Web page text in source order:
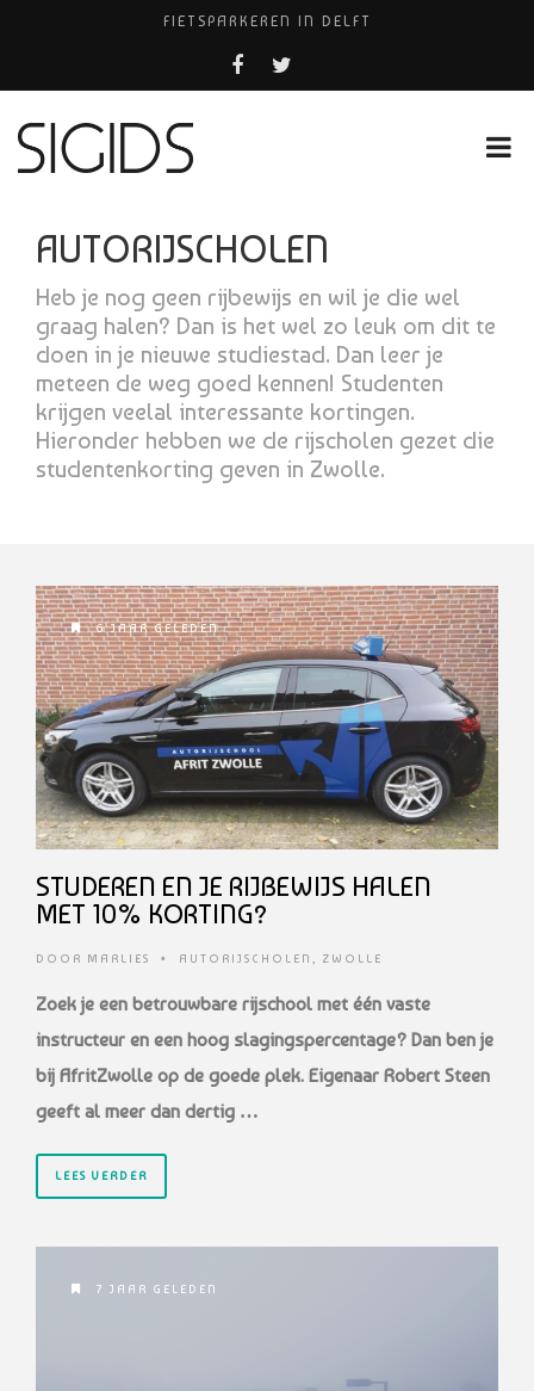
FIETSPARKEREN IN DELFT
PIZZERIA POMPEÏ ￼
BELEEF DE MAGIE VAN FILM BIJ KINEPOLIS
AUTORIJSCHOLEN
Heb je nog geen rijbewijs en wil je die wel
graag halen? Dan is het wel zo leuk om dit te
doen in je nieuwe studiestad. Dan leer je
meteen de weg goed kennen! Studenten
krijgen veelal interessante kortingen.
Hieronder hebben we de rijscholen gezet die
studentenkorting geven in Zwolle.
6 JAAR GELEDEN
STUDEREN EN JE RIJBEWIJS HALEN
MET 10% KORTING?
DOOR MARLIES • AUTORIJSCHOLEN , ZWOLLE
Zoek je een betrouwbare rijschool met één vaste
instructeur en een hoog slagingspercentage? Dan ben je
bij AfritZwolle op de goede plek. Eigenaar Robert Steen
geeft al meer dan dertig …
LEES VERDER
7 JAAR GELEDEN